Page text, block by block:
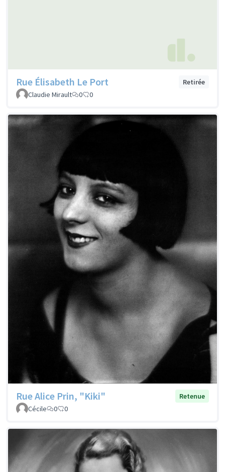
Rue Élisabeth Le Port
Retirée
Claudie Mirault
0 0
Rue Alice Prin, "Kiki"
Retenue
Cécile
0 0